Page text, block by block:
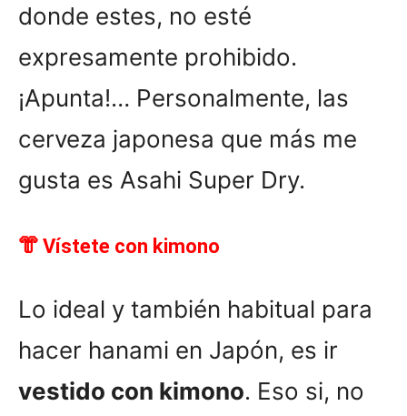
donde estes, no esté
expresamente prohibido.
¡Apunta!… Personalmente, las
cerveza japonesa que más me
gusta es Asahi Super Dry.
👘 Vístete con kimono
Lo ideal y también habitual para
hacer hanami en Japón, es ir
vestido con kimono. Eso si, no